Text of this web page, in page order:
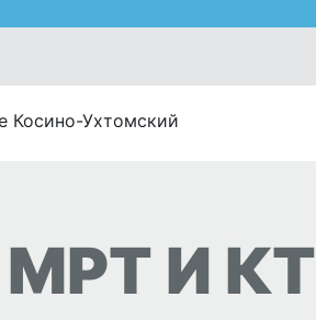
Косино-Ухтомский
И КТ